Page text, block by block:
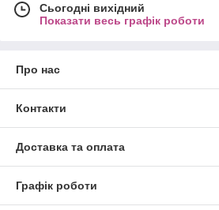
Сьогодні вихідний
Показати весь графік роботи
Про нас
Контакти
Доставка та оплата
Графік роботи